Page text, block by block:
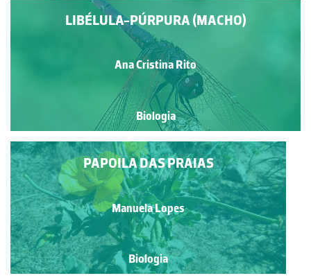
LIBÉLULA-PÚRPURA (MACHO)
Ana Cristina Rito
Biologia
PAPOILA DAS PRAIAS
Manuela Lopes
Biologia